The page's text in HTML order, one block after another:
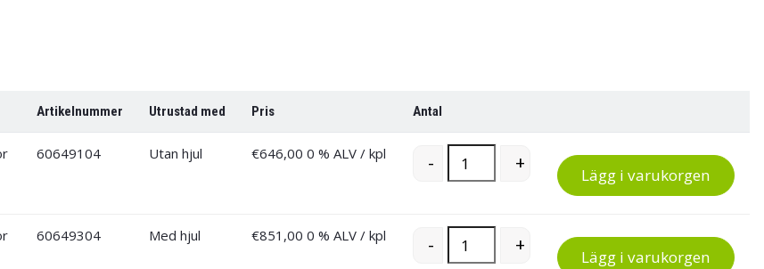
Artikelnummer Utrustad med Pris Antal
60649104 Utan hjul €646,00 0 % ALV / kpl - Lådhurts 45/56-4 quantity
+
Lägg i varukorgen
60649304 Med hjul €851,00 0 % ALV / kpl - Lådhurts 45/56-4 quantity
+
Lägg i varukorgen